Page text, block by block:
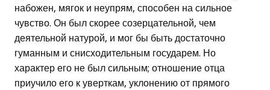
набожен, мягок и неупрям, способен на сильное
чувство. Он был скорее созерцательной, чем
деятельной натурой, и мог бы быть достаточно
гуманным и снисходительным государем. Но
характер его не был сильным; отношение отца
приучило его к уверткам, уклонению от прямого